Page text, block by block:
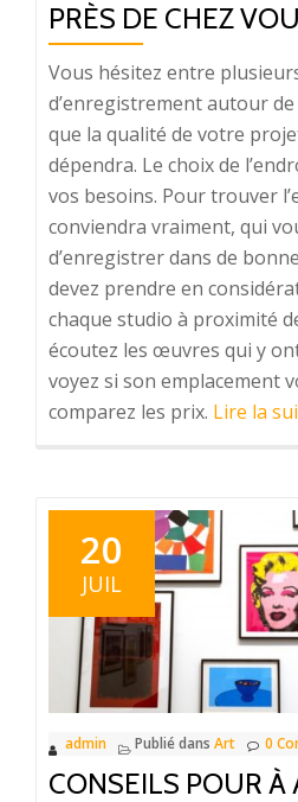
PRÈS DE CHEZ
Vous hésitez entre
d’enregistrement autour
que la qualité de votre
dépendra. Le choix de
vos besoins. Pour trouver
conviendra vraiment, qui
d’enregistrer dans de
devez prendre en
chaque studio à proximité
écoutez les œuvres qui y
voyez si son emplacement
comparez les prix. Lire la
20
JUIL
admin Publié dans Art 0
CONSEILS POUR À